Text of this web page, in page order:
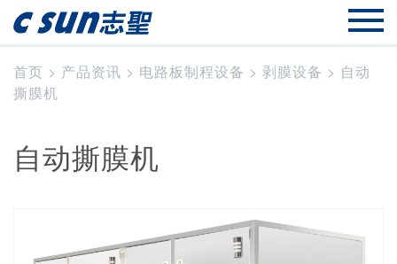
首页 > 产品资讯 > 电路板制程设备 > 剥膜设备 > 自动
撕膜机
自动撕膜机